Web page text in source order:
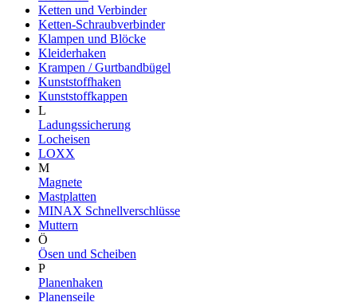
Ketten und Verbinder
Ketten-Schraubverbinder
Klampen und Blöcke
Kleiderhaken
Krampen / Gurtbandbügel
Kunststoffhaken
Kunststoffkappen
L
Ladungssicherung
Locheisen
LOXX
M
Magnete
Mastplatten
MINAX Schnellverschlüsse
Muttern
Ö
Ösen und Scheiben
P
Planenhaken
Planenseile